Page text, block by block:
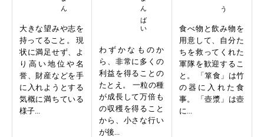
大きな望みや志を
持ってること。 現
状に満足せず、よ
り高い地位や名
誉、財産などを手
に入れようとする
気概に満ちている
様子...
わずかなものか
ら、非常に多くの
利益を得ることの
たとえ。 一粒の種
が成長して万倍も
の収穫を得ること
から、小さな行い
が後...
食べ物と飲み物を
用意して、自分た
ちを救ってくれた
軍隊を歓迎するこ
と。 「箪食」は竹
の器に入れた食
事。 「壺漿」は壺
に...